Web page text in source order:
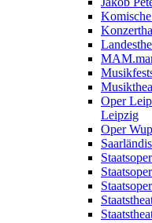
Oper
Leipzig
Oper